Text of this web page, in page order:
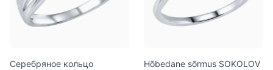
Серебряное кольцо
Hõbedane sõrmus SOKOLOV